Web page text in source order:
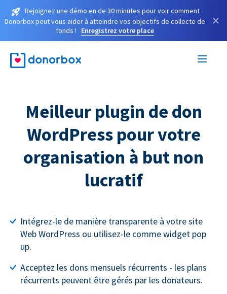
Rejoignez une démo en de 30 minutes pour voir comment
Donorbox peut vous aider à atteindre vos objectifs de collecte de
fonds !
Enregistrez votre place
×
Meilleur plugin de don
WordPress pour votre
organisation à but non
lucratif
Intégrez-le de manière transparente à votre site
Web WordPress ou utilisez-le comme widget pop
up.
Acceptez les dons mensuels récurrents - les plans
récurrents peuvent être gérés par les donateurs.